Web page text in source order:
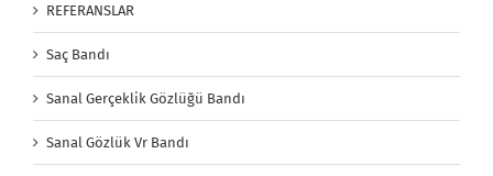
REFERANSLAR
Saç Bandı
Sanal Gerçeklik Gözlüğü Bandı
Sanal Gözlük Vr Bandı